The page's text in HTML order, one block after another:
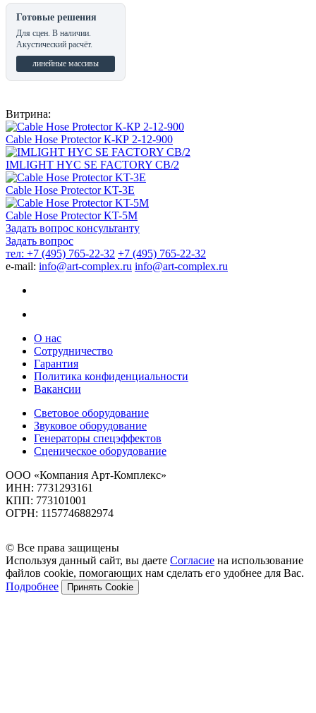
Готовые решения
Для сцен. В наличии.
Акустический расчёт.
линейные массивы
Витрина:
Cable Hose Protector К-КР 2-12-900
IMLIGHT HYC SE FACTORY CB/2
Cable Hose Protector KT-3E
Cable Hose Protector KT-5M
Задать вопрос консультанту
Задать вопрос
тел: +7 (495) 765-22-32 +7 (495) 765-22-32
e-mail: info@art-complex.ru info@art-complex.ru
О нас
Сотрудничество
Гарантия
Политика конфиденциальности
Вакансии
Световое оборудование
Звуковое оборудование
Генераторы спецэффектов
Сценическое оборудование
ООО «Компания Арт-Комплекс»
ИНН: 7731293161
КПП: 773101001
ОГРН: 1157746882974
© Все права защищены
Используя данный сайт, вы даете Согласие на использование
файлов cookie, помогающих нам сделать его удобнее для Вас.
Подробнее
Принять Cookie